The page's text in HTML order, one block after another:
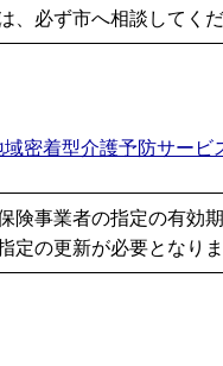
必ず市へ相談してくだ
密着型介護予防サービ
事業者の指定の有効
の更新が必要となりま